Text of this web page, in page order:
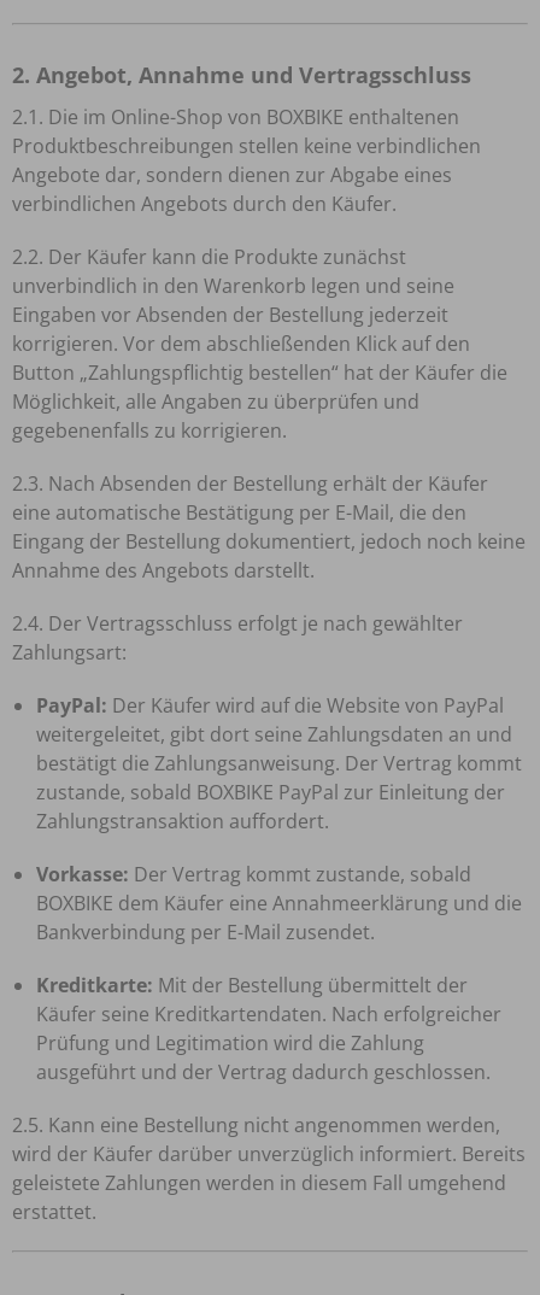
2. Angebot, Annahme und Vertragsschluss
2.1. Die im Online-Shop von BOXBIKE enthaltenen
Produktbeschreibungen stellen keine verbindlichen
Angebote dar, sondern dienen zur Abgabe eines
verbindlichen Angebots durch den Käufer.
2.2. Der Käufer kann die Produkte zunächst
unverbindlich in den Warenkorb legen und seine
Eingaben vor Absenden der Bestellung jederzeit
korrigieren. Vor dem abschließenden Klick auf den
Button „Zahlungspflichtig bestellen“ hat der Käufer die
Möglichkeit, alle Angaben zu überprüfen und
gegebenenfalls zu korrigieren.
2.3. Nach Absenden der Bestellung erhält der Käufer
eine automatische Bestätigung per E-Mail, die den
Eingang der Bestellung dokumentiert, jedoch noch keine
Annahme des Angebots darstellt.
2.4. Der Vertragsschluss erfolgt je nach gewählter
Zahlungsart:
PayPal: Der Käufer wird auf die Website von PayPal
weitergeleitet, gibt dort seine Zahlungsdaten an und
bestätigt die Zahlungsanweisung. Der Vertrag kommt
zustande, sobald BOXBIKE PayPal zur Einleitung der
Zahlungstransaktion auffordert.
Vorkasse: Der Vertrag kommt zustande, sobald
BOXBIKE dem Käufer eine Annahmeerklärung und die
Bankverbindung per E-Mail zusendet.
Kreditkarte: Mit der Bestellung übermittelt der
Käufer seine Kreditkartendaten. Nach erfolgreicher
Prüfung und Legitimation wird die Zahlung
ausgeführt und der Vertrag dadurch geschlossen.
2.5. Kann eine Bestellung nicht angenommen werden,
wird der Käufer darüber unverzüglich informiert. Bereits
geleistete Zahlungen werden in diesem Fall umgehend
erstattet.